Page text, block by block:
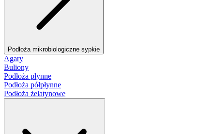
Podłoża mikrobiologiczne sypkie
Agary
Buliony
Podłoża płynne
Podłoża półpłynne
Podłoża żelatynowe